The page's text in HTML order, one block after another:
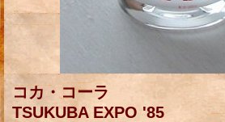
コカ・コーラ
TSUKUBA EXPO '85